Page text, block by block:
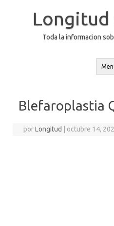
Longitud
Toda la informacion
Blefaroplastia
porLongitud octubre 14,